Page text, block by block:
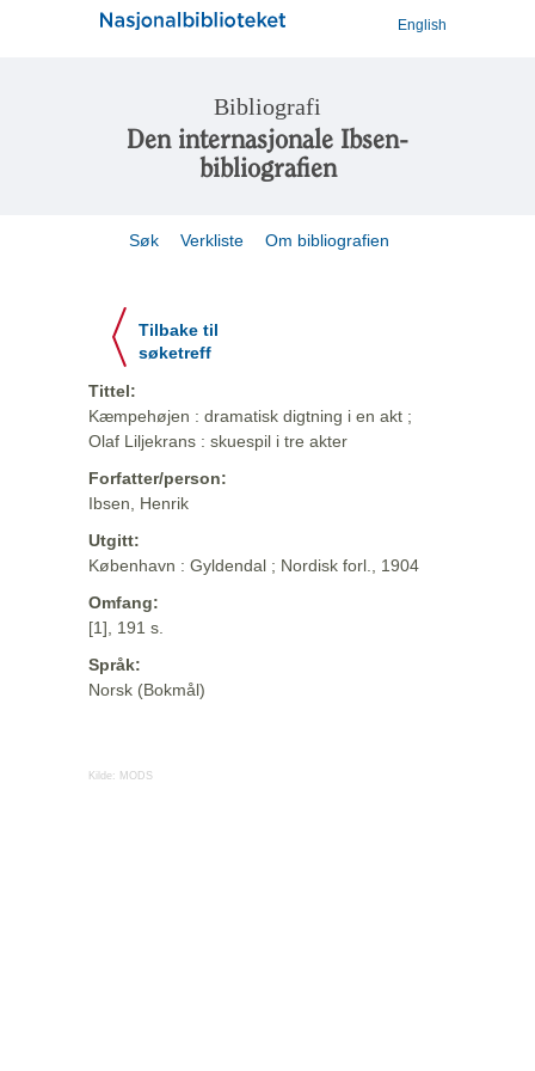
English
Bibliografi
Den internasjonale Ibsen-
bibliografien
Søk Verkliste Om bibliografien
Tilbake til
søketreff
Tittel:
Kæmpehøjen : dramatisk digtning i en akt ;
Olaf Liljekrans : skuespil i tre akter
Forfatter/person:
Ibsen, Henrik
Utgitt:
København : Gyldendal ; Nordisk forl., 1904
Omfang:
[1], 191 s.
Språk:
Norsk (Bokmål)
Kilde: MODS